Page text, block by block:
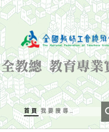
全教總 教育專業
首頁